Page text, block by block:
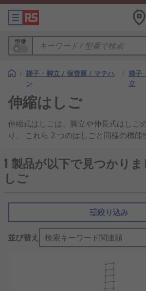
型番
/ 梯子・脚立 / 保管庫 / マテハ
ン
/ 梯子
立
伸縮はしご
伸縮式はしごは、脚立や伸長式はしご
り、 これら 2 つのはしごと同様の機能
め、完全に伸ばしてから必要な高さに
することができます。 最大サイズの 3
ることができるため、はしごの搬送及
ほとんどの伸縮式はしごを伸ばすには
ただ引き出していくと、所定の位置に
することができます。 折りたたむには
を逆にするか、はしごを折りたたむこ
リースボタンを使用します。 伸縮式は
が住居回りで使用する場合に向いてお
帯用はしごが必要な職人にも最適です
1 製品が以下で見つかり
しご
絞り込み
並び替え 検索キーワード関連順